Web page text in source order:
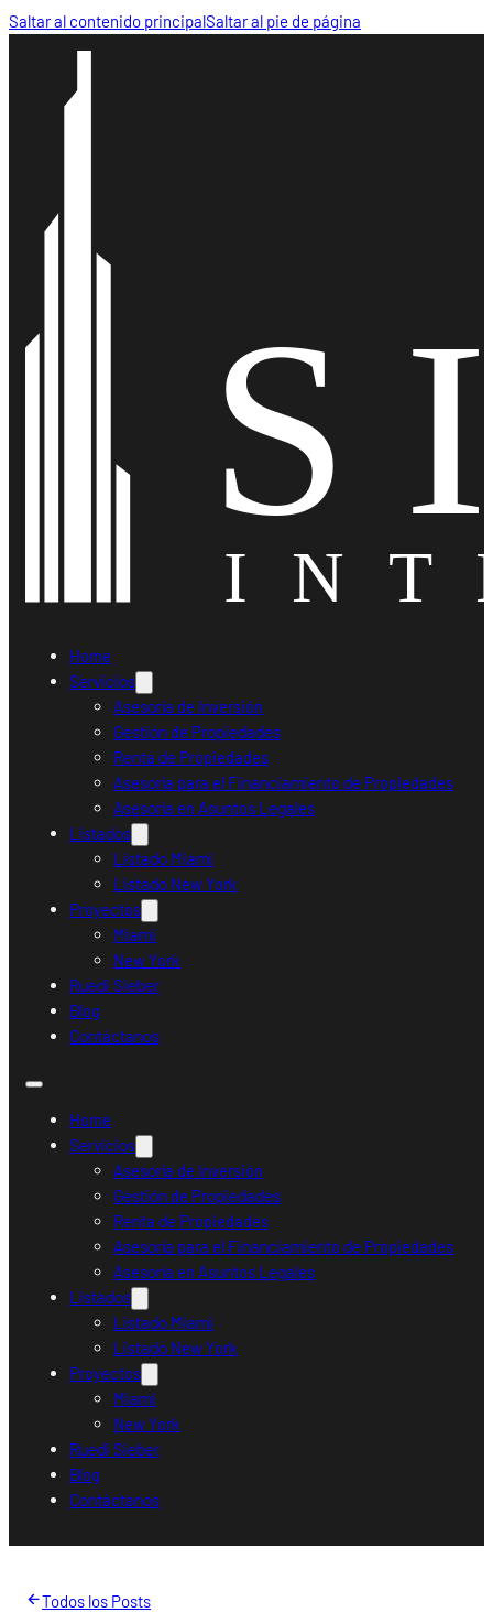
Saltar al contenido principalSaltar al pie de página
Home
Servicios
Asesoría de Inversión
Gestión de Propiedades
Renta de Propiedades
Asesoría para el Financiamiento de Propiedades
Asesoría en Asuntos Legales
Listados
Listado Miami
Listado New York
Proyectos
Miami
New York
Ruedi Sieber
Blog
Contáctanos
Home
Servicios
Asesoría de Inversión
Gestión de Propiedades
Renta de Propiedades
Asesoría para el Financiamiento de Propiedades
Asesoría en Asuntos Legales
Listados
Listado Miami
Listado New York
Proyectos
Miami
New York
Ruedi Sieber
Blog
Contáctanos
Todos los Posts